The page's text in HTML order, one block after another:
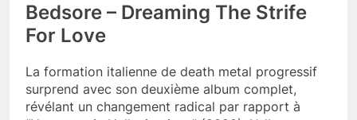
Bedsore – Dreaming The Strife
For Love
La formation italienne de death metal progressif
surprend avec son deuxième album complet,
révélant un changement radical par rapport à